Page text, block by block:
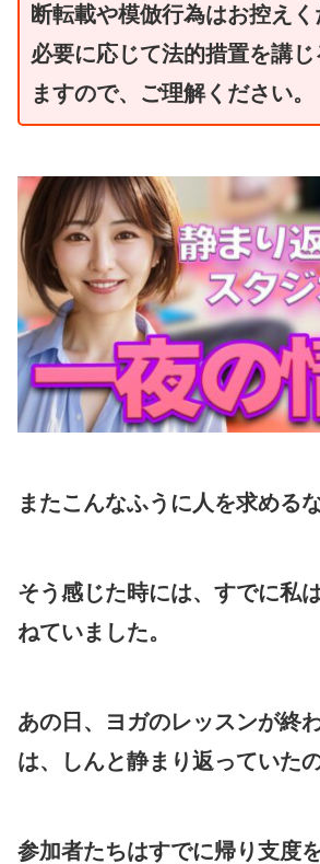
断転載や模倣行為はお控えく
必要に応じて法的措置を講じ
ますので、ご理解ください。
またこんなふうに人を求めるな
そう感じた時には、すでに私
ねていました。
あの日、ヨガのレッスンが終
は、しんと静まり返っていたの
参加者たちはすでに帰り支度